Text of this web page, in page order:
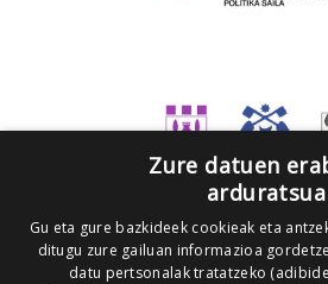
Zure datuen
arduratsua
Gu eta gure bazkideek cookieak eta
ditugu zure gailuan informazioa
datu pertsonalak tratatzeko